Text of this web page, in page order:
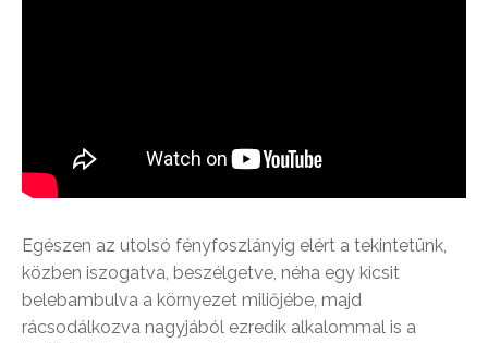
Egészen az utolsó fényfoszlányig elért a tekintetünk,
közben iszogatva, beszélgetve, néha egy kicsit
belebambulva a környezet miliőjébe, majd
rácsodálkozva nagyjából ezredik alkalommal is a